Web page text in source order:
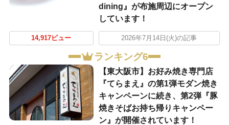
dining』が布施周辺にオープン
しています！
14,917ビュー 2026年7月14日(火)の記事
ランキング6
【東大阪市】お好み焼き専門店
『てらまえ』の第1弾モダン焼き
キャンペーンに続き、第2弾『豚
焼きそばお持ち帰りキャンペー
ン』が開催されています！